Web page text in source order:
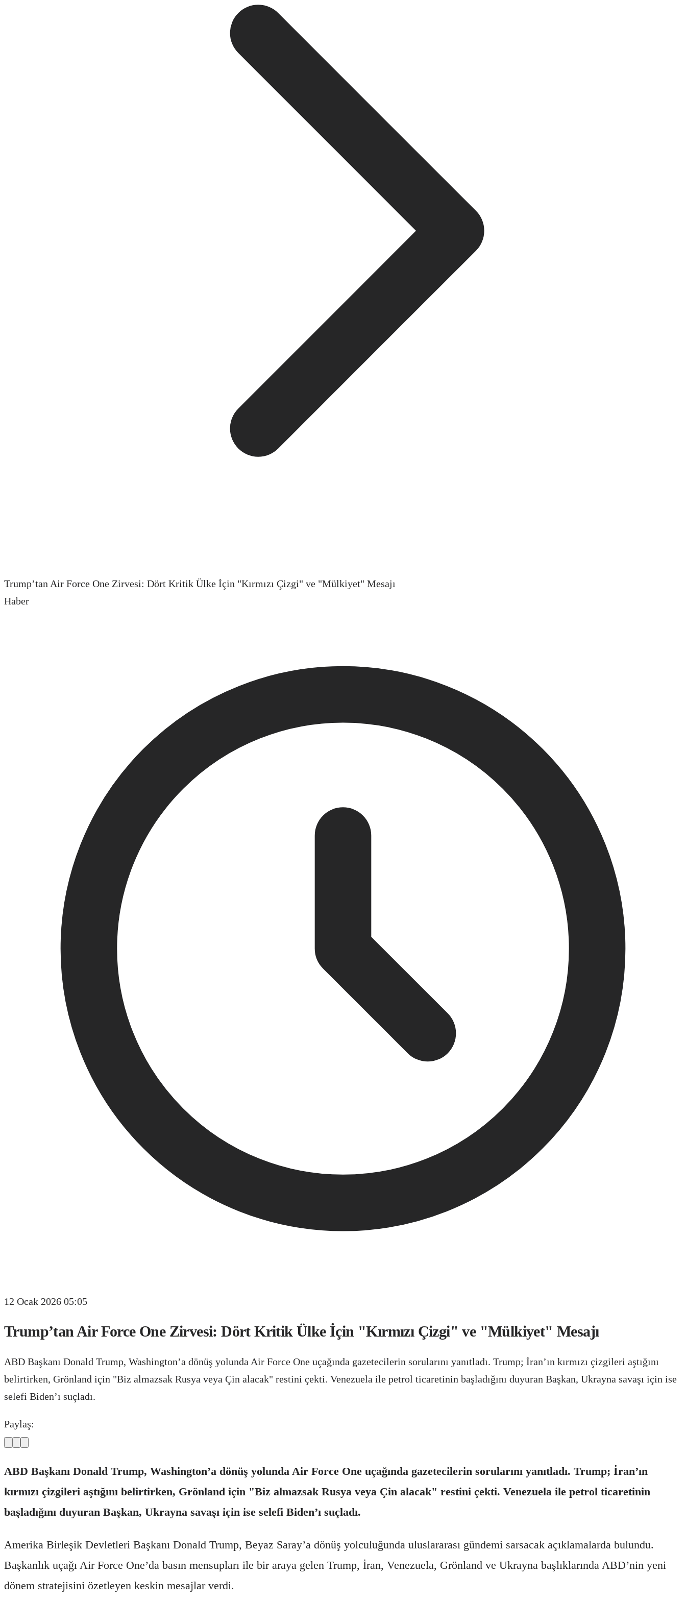
Trump’tan Air Force One Zirvesi: Dört Kritik Ülke İçin "Kırmızı Çizgi" ve "Mülkiyet" Mesajı
Haber
12 Ocak 2026 05:05
Trump’tan Air Force One Zirvesi: Dört Kritik Ülke İçin "Kırmızı Çizgi" ve "Mülkiyet" Mesajı
ABD Başkanı Donald Trump, Washington’a dönüş yolunda Air Force One uçağında gazetecilerin sorularını yanıtladı. Trump; İran’ın kırmızı çizgileri aştığını
belirtirken, Grönland için "Biz almazsak Rusya veya Çin alacak" restini çekti. Venezuela ile petrol ticaretinin başladığını duyuran Başkan, Ukrayna savaşı için ise
selefi Biden’ı suçladı.
Paylaş:
ABD Başkanı Donald Trump, Washington’a dönüş yolunda Air Force One uçağında gazetecilerin sorularını yanıtladı. Trump; İran’ın
kırmızı çizgileri aştığını belirtirken, Grönland için "Biz almazsak Rusya veya Çin alacak" restini çekti. Venezuela ile petrol ticaretinin
başladığını duyuran Başkan, Ukrayna savaşı için ise selefi Biden’ı suçladı.
Amerika Birleşik Devletleri Başkanı Donald Trump, Beyaz Saray’a dönüş yolculuğunda uluslararası gündemi sarsacak açıklamalarda bulundu.
Başkanlık uçağı Air Force One’da basın mensupları ile bir araya gelen Trump, İran, Venezuela, Grönland ve Ukrayna başlıklarında ABD’nin yeni
dönem stratejisini özetleyen keskin mesajlar verdi.